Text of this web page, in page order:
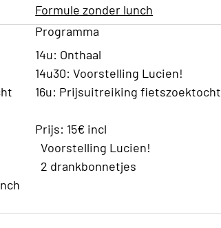
Formule zonder lunch
Programma
14u: Onthaal
14u30: Voorstelling Lucien!
16u: Prijsuitreiking fietszoektocht
Prijs: 15€ incl
Voorstelling Lucien!
2 drankbonnetjes